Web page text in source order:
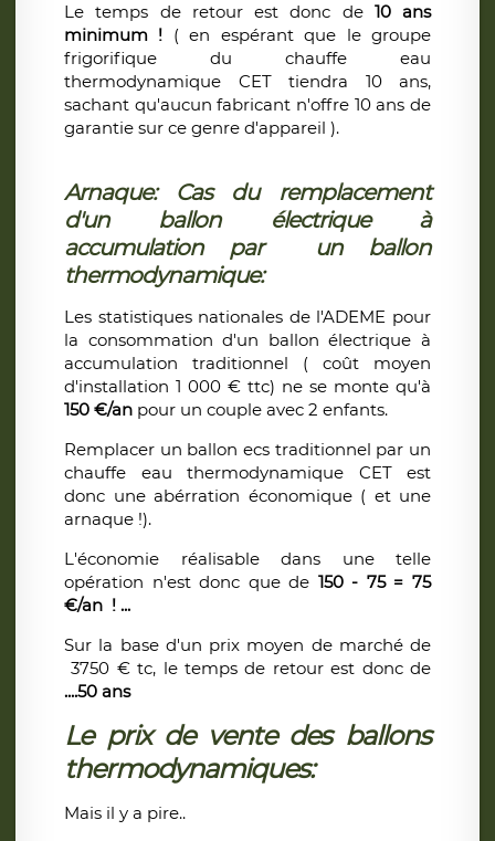
Le temps de retour est donc de 10 ans
minimum ! ( en espérant que le groupe
frigorifique du chauffe eau
thermodynamique CET tiendra 10 ans,
sachant qu'aucun fabricant n'offre 10 ans de
garantie sur ce genre d'appareil ).
Arnaque: Cas du remplacement
d'un ballon électrique à
accumulation par un ballon
thermodynamique:
Les statistiques nationales de l'ADEME pour
la consommation d'un ballon électrique à
accumulation traditionnel ( coût moyen
d'installation 1 000 € ttc) ne se monte qu'à
150 €/an pour un couple avec 2 enfants.
Remplacer un ballon ecs traditionnel par un
chauffe eau thermodynamique CET est
donc une abérration économique ( et une
arnaque !).
L'économie réalisable dans une telle
opération n'est donc que de 150 - 75 = 75
€/an ! ...
Sur la base d'un prix moyen de marché de
3750 € tc, le temps de retour est donc de
....50 ans
Le prix de vente des ballons
thermodynamiques:
Mais il y a pire..